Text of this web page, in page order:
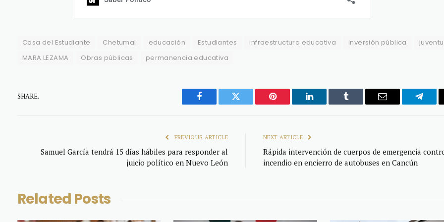
Casa del Estudiante Chetumal educación Estudiantes infraestructura educativa inversión pública
MARA LEZAMA
Obras públicas permanencia educativa
SHARE.
Facebook Twitter Pinterest LinkedIn Tumblr Email
PREVIOUS ARTICLE
Samuel García tendrá 15 días hábiles para responder al
juicio político en Nuevo León
NEXT ARTICLE
Rápida intervención de cuerpos de emergencia
incendio en encierro de autobuses en Cancún
Related Posts